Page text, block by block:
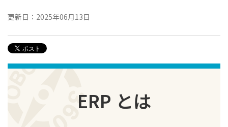
更新日：2025年06月13日
ERP とは